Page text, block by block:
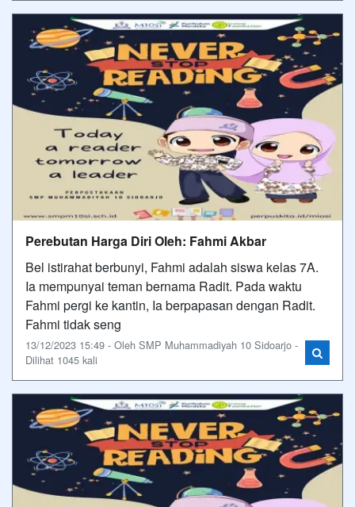
Perebutan Harga Diri Oleh: Fahmi Akbar
Bel istirahat berbunyi, Fahmi adalah siswa kelas 7A.
Ia mempunyai teman bernama Radit. Pada waktu
Fahmi pergi ke kantin, Ia berpapasan dengan Radit.
Fahmi tidak seng
13/12/2023 15:49 - Oleh SMP Muhammadiyah 10 Sidoarjo -
Dilihat 1045 kali